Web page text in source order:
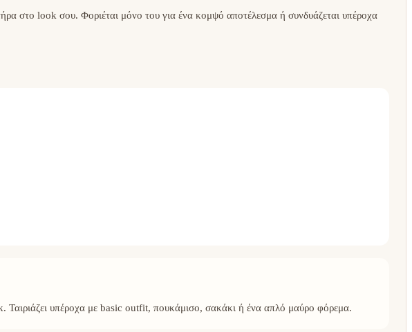
στο look σου. Φοριέται μόνο του για ένα κομψό αποτέλεσμα ή συνδυάζεται υπέροχα
Ταιριάζει υπέροχα με basic outfit, πουκάμισο, σακάκι ή ένα απλό μαύρο φόρεμα.